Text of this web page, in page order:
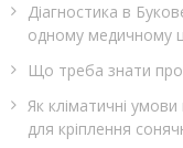
Діагностика в
одному медичному
Що треба знати про
Як кліматичні
для кріплення